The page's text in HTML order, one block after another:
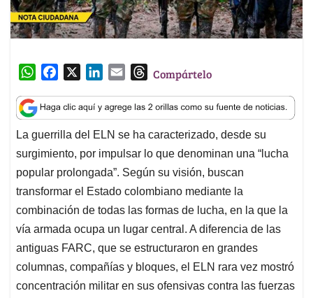
W
a
t
s
A
p
p
c
e
b
o
o
k
n
k
e
d
I
n
a
i
l
T
r
e
a
d
s
Compártelo
La guerrilla del ELN se ha caracterizado, desde su
surgimiento, por impulsar lo que denominan una “lucha
popular prolongada”. Según su visión, buscan
transformar el Estado colombiano mediante la
combinación de todas las formas de lucha, en la que la
vía armada ocupa un lugar central. A diferencia de las
antiguas FARC, que se estructuraron en grandes
columnas, compañías y bloques, el ELN rara vez mostró
concentración militar en sus ofensivas contra las fuerzas